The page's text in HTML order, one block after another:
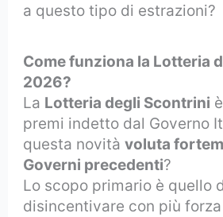
a questo tipo di estrazioni?
Come funziona la Lotteria
2026?
La Lotteria degli Scontrini
premi indetto dal Governo
questa novitàvoluta
Governi precedenti?
Lo scopo primario è quello
disincentivare con più forza